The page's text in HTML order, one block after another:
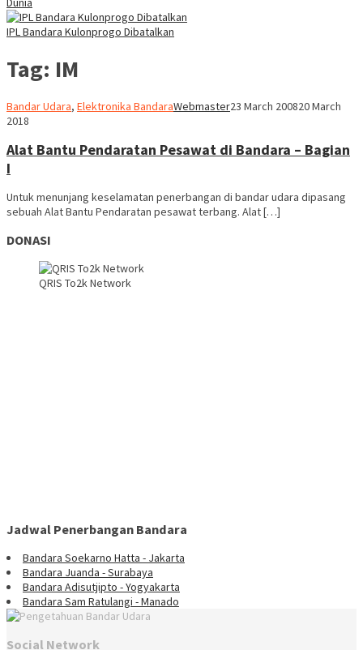
IPL Bandara Kulonprogo Dibatalkan
Tag: IM
Bandar Udara, Elektronika BandaraWebmaster23 March 200820 March
2018
Alat Bantu Pendaratan Pesawat di Bandara – Bagian
I
Untuk menunjang keselamatan penerbangan di bandar udara dipasang
sebuah Alat Bantu Pendaratan pesawat terbang. Alat […]
DONASI
QRIS To2k Network
Jadwal Penerbangan Bandara
Bandara Soekarno Hatta - Jakarta
Bandara Juanda - Surabaya
Bandara Adisutjipto - Yogyakarta
Bandara Sam Ratulangi - Manado
Social Network